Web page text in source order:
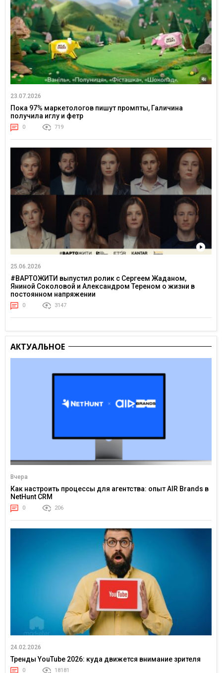
23.07.2026
Пока 97% маркетологов пишут промпты, Галичина
получила иглу и фетр
0 719
25.06.2026
#ВАРТОЖИТИ выпустил ролик с Сергеем Жаданом,
Яниной Соколовой и Александром Тереном о жизни в
постоянном напряжении
0 3147
АКТУАЛЬНОЕ
Вчера
Как настроить процессы для агентства: опыт AIR Brands в
NetHunt CRM
0 206
24.02.2026
Тренды YouTube 2026: куда движется внимание зрителя
0 18181